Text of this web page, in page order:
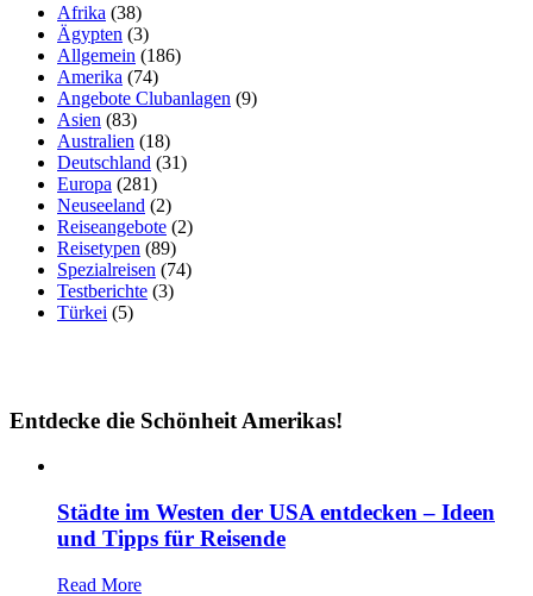
Afrika (38)
Ägypten (3)
Allgemein (186)
Amerika (74)
Angebote Clubanlagen (9)
Asien (83)
Australien (18)
Deutschland (31)
Europa (281)
Neuseeland (2)
Reiseangebote (2)
Reisetypen (89)
Spezialreisen (74)
Testberichte (3)
Türkei (5)
Entdecke die Schönheit Amerikas!
Städte im Westen der USA entdecken – Ideen
und Tipps für Reisende
Read More